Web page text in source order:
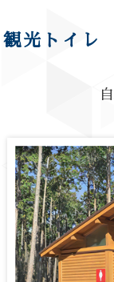
観光トイレ